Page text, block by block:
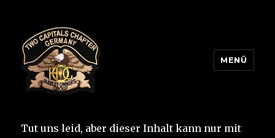
MENÜ
Tut uns leid, aber dieser Inhalt kann nur mit